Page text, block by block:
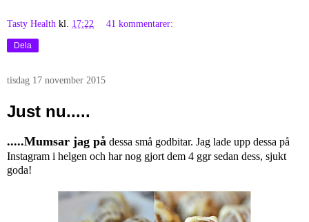
Tasty Health kl. 17:22 41 kommentarer:
Dela
tisdag 17 november 2015
Just nu.....
.....Mumsar jag på dessa små godbitar. Jag lade upp dessa på
Instagram i helgen och har nog gjort dem 4 ggr sedan dess, sjukt
goda!